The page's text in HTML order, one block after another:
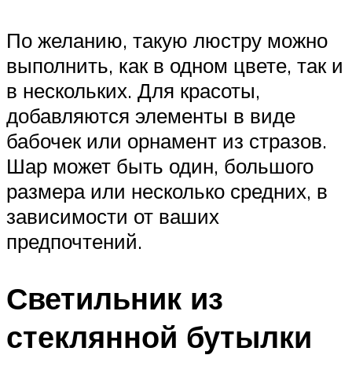
По желанию, такую люстру можно
выполнить, как в одном цвете, так и
в нескольких. Для красоты,
добавляются элементы в виде
бабочек или орнамент из стразов.
Шар может быть один, большого
размера или несколько средних, в
зависимости от ваших
предпочтений.
Светильник из
стеклянной бутылки